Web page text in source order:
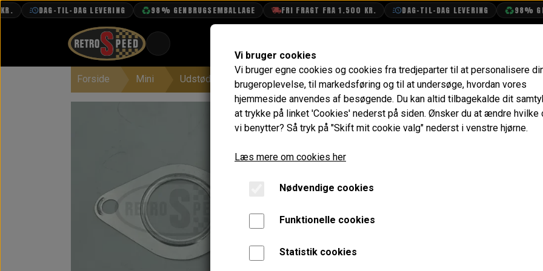
DAG-TIL-DAG LEVERING 98% GENBRUGSEMBALLAGE FRI FRAGT FRA 1.500 KR. DAG-TIL-DAG LEVERING 98%
PROJEKTER
Forside Mini Udstødning Ophæng, Skruer & Pakninger Pakning - Katalysator
Pakning - Katalysator
Varenummer: GEX7761
Metal pakning til katalysator flange (der skal bruges 2 stk. i
Forventet leveringstid:
−
Vi bruger cookies
Vi bruger egne cookies og cookies fra tredjeparter til at personalisere
brugeroplevelse, til markedsføring og til at undersøge, hvordan vores
hjemmeside anvendes af besøgende. Du kan altid tilbagekalde dit
at trykke på linket 'Cookies' nederst på siden. Ønsker du at ændre hvilke
vi benytter? Så tryk på "Skift mit cookie valg" nederst i venstre hjørne.
Læs mere om cookies her
Nødvendige cookies
Funktionelle cookies
Statistik cookies